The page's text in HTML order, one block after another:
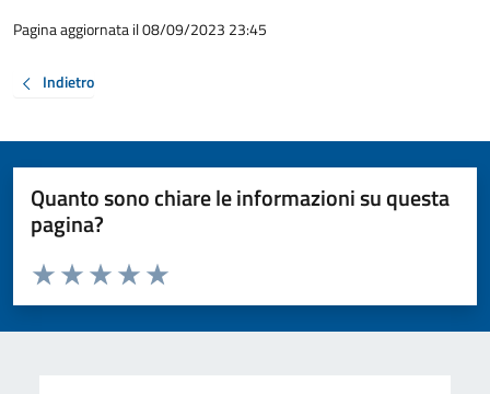
Pagina aggiornata il 08/09/2023 23:45
Indietro
Quanto sono chiare le informazioni su questa
pagina?
Valuta da 1 a 5 stelle la pagina
Valuta 5 stelle su 5
Valuta 4 stelle su 5
Valuta 3 stelle su 5
Valuta 2 stelle su 5
Valuta 1 stelle su 5